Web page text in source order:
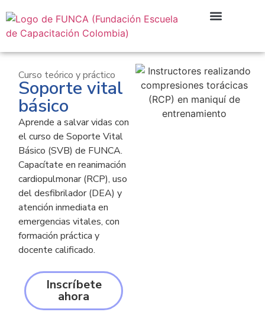
Curso teórico y práctico
Soporte vital
básico
Aprende a salvar vidas con
el curso de Soporte Vital
Básico (SVB) de FUNCA.
Capacítate en reanimación
cardiopulmonar (RCP), uso
del desfibrilador (DEA) y
atención inmediata en
emergencias vitales, con
formación práctica y
docente calificado.
Inscríbete
ahora